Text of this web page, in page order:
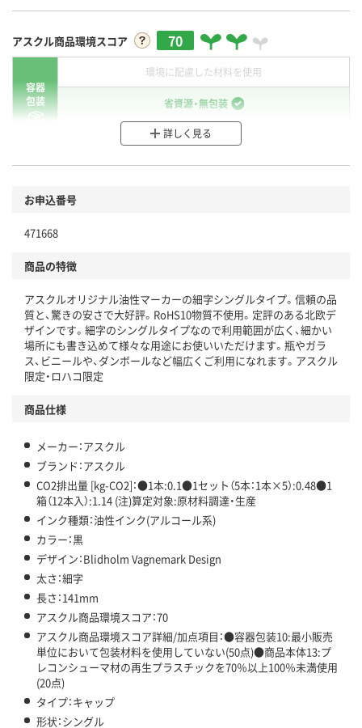
アスクル商品環境スコア 70
容器
包装
環境に配慮した材料を使用
省資源・無包装
分別・リサイクルしやすい設計
本体
仕組
アスクルで資源循環している
温室効果ガスなどの削減
この商品の環境配慮ポイントです。下記商品詳細「
詳しく見る
お申込番号
471668
商品の特徴
アスクルオリジナル油性マーカーの細字シングルタイプ。信頼の品
質と、驚きの安さで大好評。RoHS10物質不使用。定評のある北欧デ
ザインです。細字のシングルタイプなので利用範囲が広く、細かい
場所にも書き込めて様々な用途にお使いいただけます。瓶やガラ
ス、ビニールや、ダンボールなど幅広くご利用になれます。アスクル
限定・ロハコ限定
商品仕様
メーカー：アスクル
ブランド：アスクル
CO2排出量 [kg-CO2]：●1本:0.1●1セット（5本：1本×5）:0.48●1
箱（12本入）:1.14 (注)算定対象:原材料調達・生産
インク種類：油性インク(アルコール系)
カラー：黒
デザイン：Blidholm Vagnemark Design
太さ：細字
長さ：141mm
アスクル商品環境スコア：70
アスクル商品環境スコア詳細/加点項目：●容器包装10:最小販売
単位において包装材料を使用していない(50点)●商品本体13:プ
レコンシューマ材の再生プラスチックを70％以上100％未満使用
(20点)
タイプ：キャップ
形状：シングル